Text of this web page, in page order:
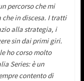
percorso che mi
in discesa. I tratti
alla strategia, i
sin dai primi giri.
ho corso molto
Series: è un
contento di